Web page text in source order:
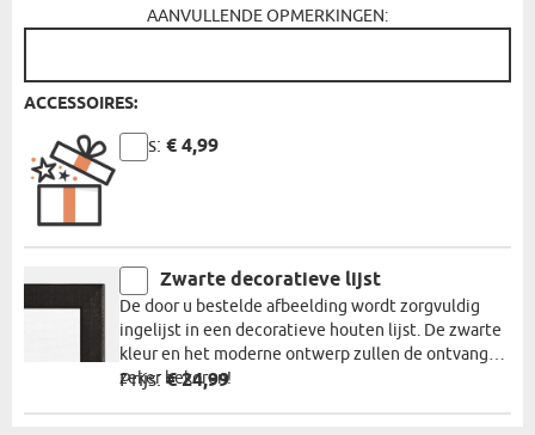
AANVULLENDE OPMERKINGEN:
ACCESSOIRES:
Prijs: € 4,99
Zwarte decoratieve lijst
De door u bestelde afbeelding wordt zorgvuldig
ingelijst in een decoratieve houten lijst. De zwarte
kleur en het moderne ontwerp zullen de ontvanger
zeker bekoren!
Prijs:€ 24,99